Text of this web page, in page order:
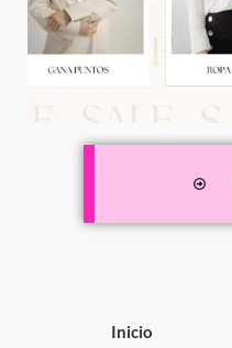
Inicio